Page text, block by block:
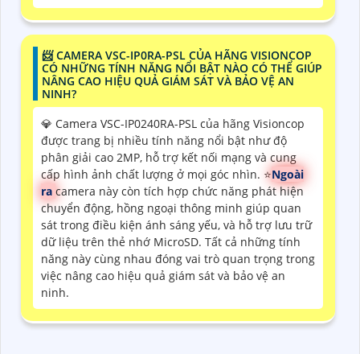
📨 CAMERA VSC-IP0RA-PSL CỦA HÃNG VISIONCOP
CÓ NHỮNG TÍNH NĂNG NỔI BẬT NÀO CÓ THỂ GIÚP
NÂNG CAO HIỆU QUẢ GIÁM SÁT VÀ BẢO VỆ AN
NINH?
💎 Camera VSC-IP0240RA-PSL của hãng Visioncop
được trang bị nhiều tính năng nổi bật như độ
phân giải cao 2MP, hỗ trợ kết nối mạng và cung
cấp hình ảnh chất lượng ở mọi góc nhìn. ⭐Ngoài
ra camera này còn tích hợp chức năng phát hiện
chuyển động, hồng ngoại thông minh giúp quan
sát trong điều kiện ánh sáng yếu, và hỗ trợ lưu trữ
dữ liệu trên thẻ nhớ MicroSD. Tất cả những tính
năng này cùng nhau đóng vai trò quan trọng trong
việc nâng cao hiệu quả giám sát và bảo vệ an
ninh.